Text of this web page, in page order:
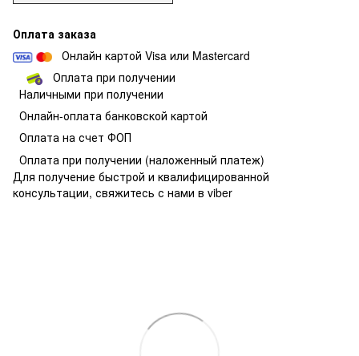
Оплата заказа
Онлайн картой Visa или Mastercard
Оплата при получении
Наличными при получении
Онлайн-оплата банковской картой
Оплата на счет ФОП
Оплата при получении (наложенный платеж)
Для получение быстрой и квалифицированной
консультации, свяжитесь с нами в viber